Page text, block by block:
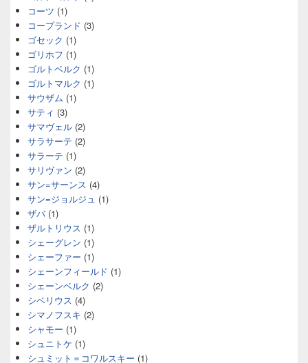
コーツ (1)
コープランド (3)
ゴセック (1)
ゴリホフ (1)
ゴルトベルク (1)
ゴルトマルク (1)
サウザム (1)
サティ (3)
サマヴェル (2)
サラサーテ (2)
サラーテ (1)
サリヴァン (2)
サン=サーンス (4)
サン=ジョルジュ (1)
ザバ(1)
ザルトリウス (1)
シェーグレン (1)
シェーファー (1)
シェーンフィールド (1)
シェーンベルク (2)
シベリウス (4)
シマノフスキ (2)
シャモー (1)
シュニトケ (1)
シュミット＝コワルスキー (1)